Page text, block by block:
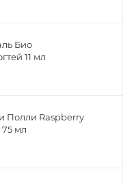
Био
11 мл
Полли Raspberry
мл